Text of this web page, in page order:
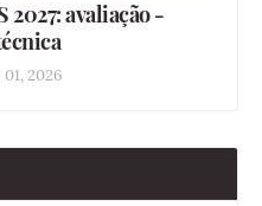
2027: avaliação -
2026